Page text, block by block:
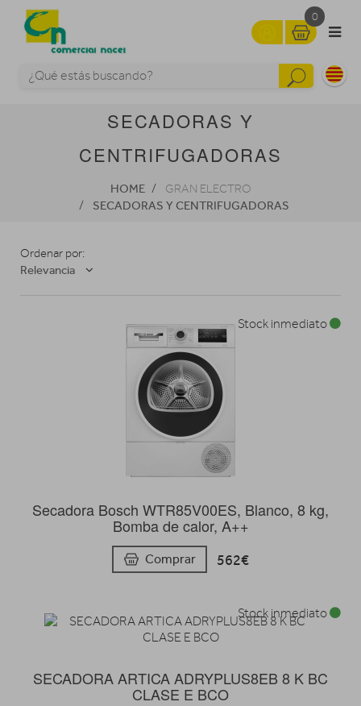
0
SECADORAS Y
CENTRIFUGADORAS
HOME GRAN ELECTRO
SECADORAS Y CENTRIFUGADORAS
Ordenar por:
Relevancia
Secadora Bosch WTR85V00ES, Blanco, 8 kg,
Bomba de calor, A++
Comprar 562€
Stock inmediato
SECADORA ARTICA ADRYPLUS8EB 8 K BC
CLASE E BCO
Stock inmediato